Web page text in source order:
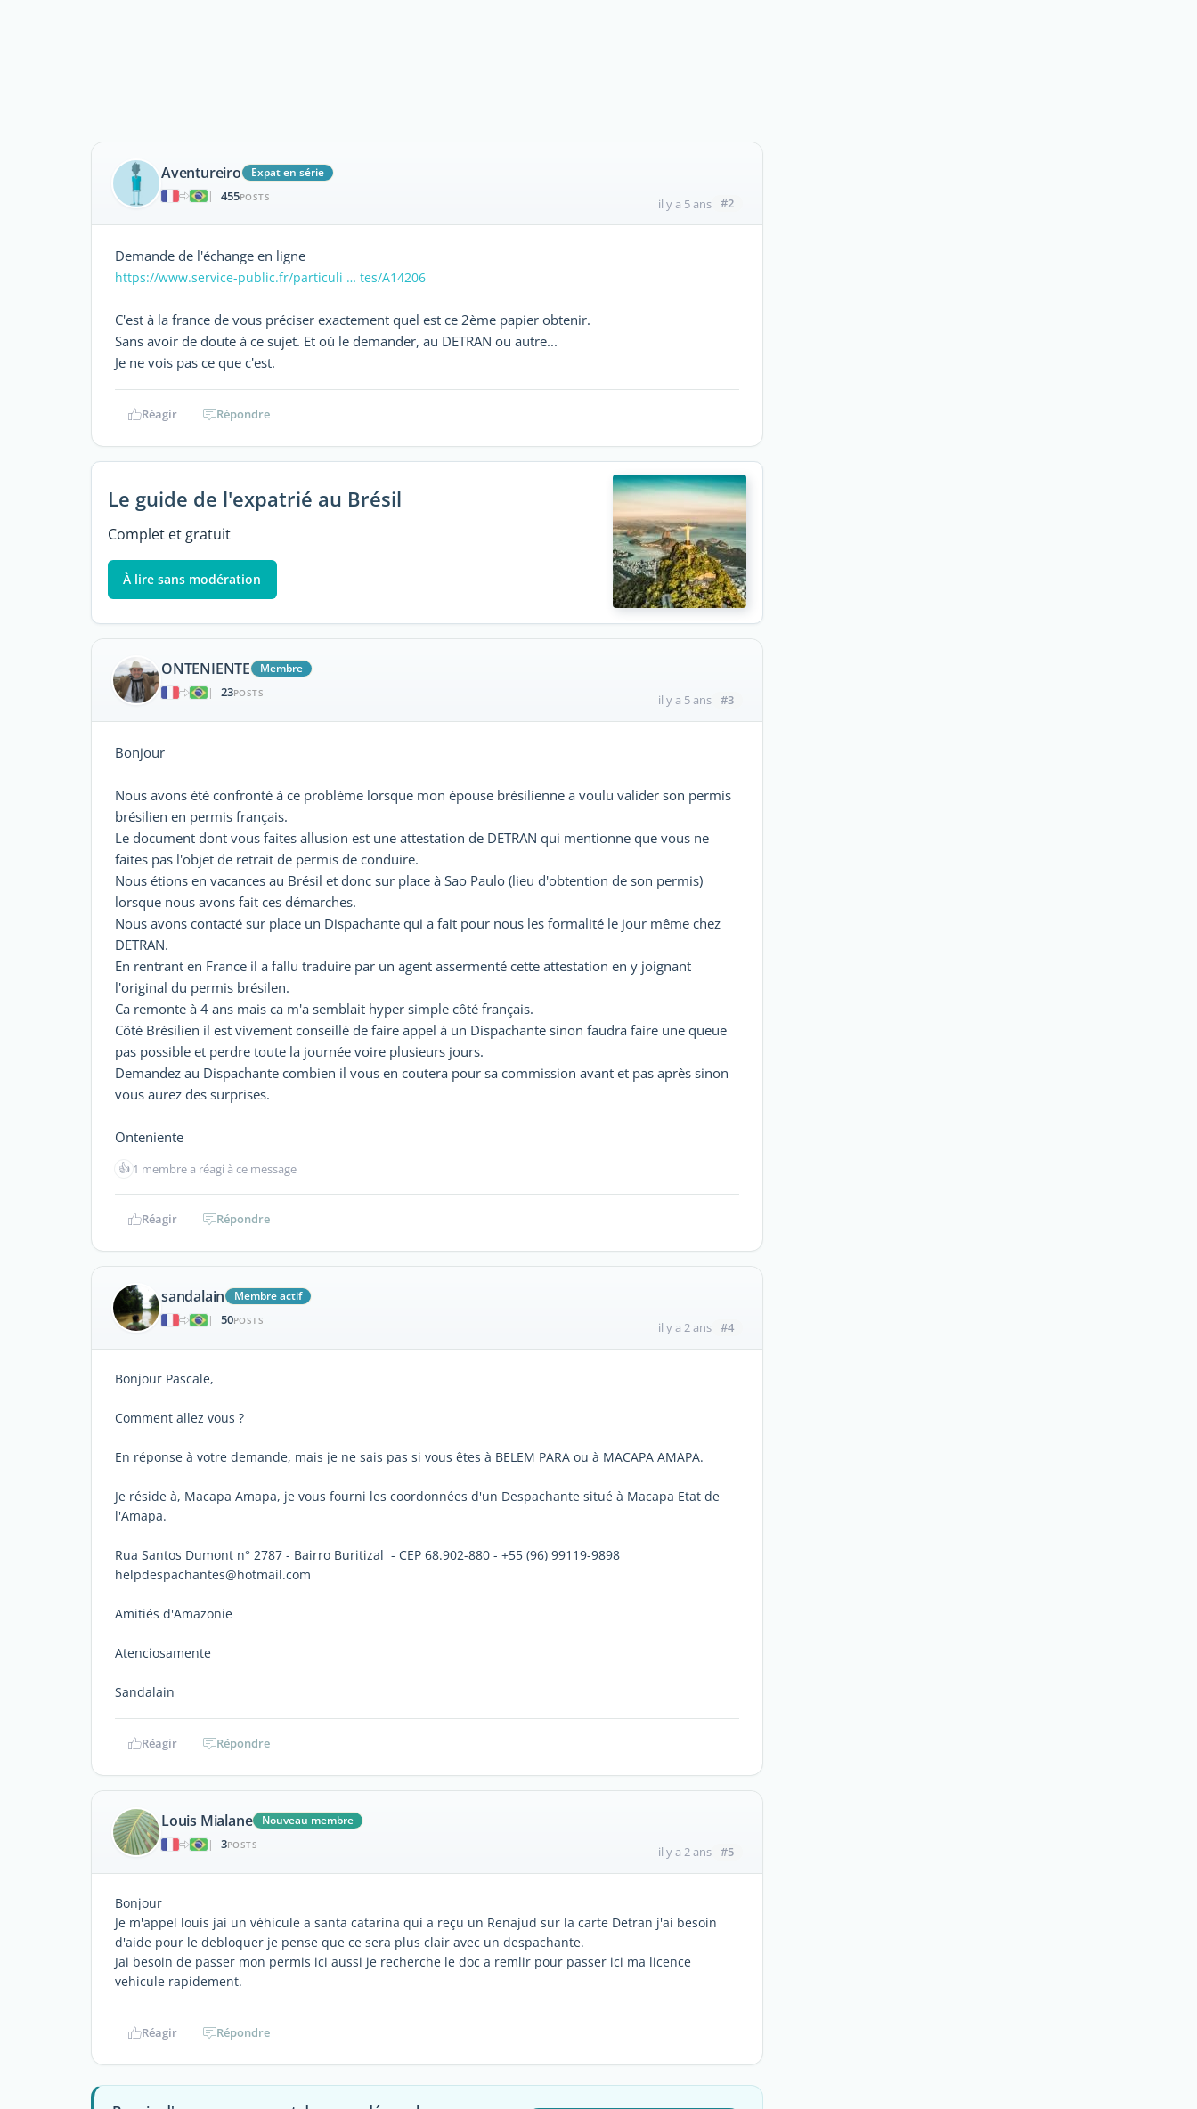
Aventureiro
Expat en série
|
455POSTS il y a 5 ans #2
Demande de l'échange en ligne
https://www.service-public.fr/particuli … tes/A14206
C'est à la france de vous préciser exactement quel est ce 2ème papier obtenir.
Sans avoir de doute à ce sujet. Et où le demander, au DETRAN ou autre...
Je ne vois pas ce que c'est.
Réagir Répondre
Le guide de l'expatrié au Brésil
Complet et gratuit
À lire sans modération
ONTENIENTE
Membre
|
23POSTS il y a 5 ans #3
Bonjour
Nous avons été confronté à ce problème lorsque mon épouse brésilienne a voulu valider son permis
brésilien en permis français.
Le document dont vous faites allusion est une attestation de DETRAN qui mentionne que vous ne
faites pas l'objet de retrait de permis de conduire.
Nous étions en vacances au Brésil et donc sur place à Sao Paulo (lieu d'obtention de son permis)
lorsque nous avons fait ces démarches.
Nous avons contacté sur place un Dispachante qui a fait pour nous les formalité le jour même chez
DETRAN.
En rentrant en France il a fallu traduire par un agent assermenté cette attestation en y joignant
l'original du permis brésilen.
Ca remonte à 4 ans mais ca m'a semblait hyper simple côté français.
Côté Brésilien il est vivement conseillé de faire appel à un Dispachante sinon faudra faire une queue
pas possible et perdre toute la journée voire plusieurs jours.
Demandez au Dispachante combien il vous en coutera pour sa commission avant et pas après sinon
vous aurez des surprises.
Onteniente
👍 1 membre a réagi à ce message
Réagir Répondre
sandalain
Membre actif
|
50POSTS il y a 2 ans #4
Bonjour Pascale,
Comment allez vous ?
En réponse à votre demande, mais je ne sais pas si vous êtes à BELEM PARA ou à MACAPA AMAPA.
Je réside à, Macapa Amapa, je vous fourni les coordonnées d'un Despachante situé à Macapa Etat de
l'Amapa.
Rua Santos Dumont n° 2787 - Bairro Buritizal - CEP 68.902-880 - +55 (96) 99119-9898
helpdespachantes@hotmail.com
Amitiés d'Amazonie
Atenciosamente
Sandalain
Réagir Répondre
Louis Mialane
Nouveau membre
|
3POSTS il y a 2 ans #5
Bonjour
Je m'appel louis jai un véhicule a santa catarina qui a reçu un Renajud sur la carte Detran j'ai besoin
d'aide pour le debloquer je pense que ce sera plus clair avec un despachante.
Jai besoin de passer mon permis ici aussi je recherche le doc a remlir pour passer ici ma licence
vehicule rapidement.
Réagir Répondre